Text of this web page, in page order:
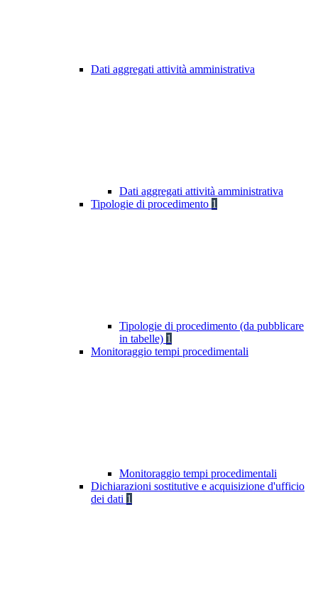
Dati aggregati attività amministrativa
Dati aggregati attività amministrativa
Tipologie di procedimento 1
Tipologie di procedimento (da pubblicare
in tabelle) 1
Monitoraggio tempi procedimentali
Monitoraggio tempi procedimentali
Dichiarazioni sostitutive e acquisizione d'ufficio
dei dati 1